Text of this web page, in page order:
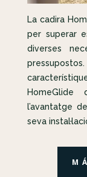
La cadira
per superar
diverses
HomeGlide
l’avantatge
seva